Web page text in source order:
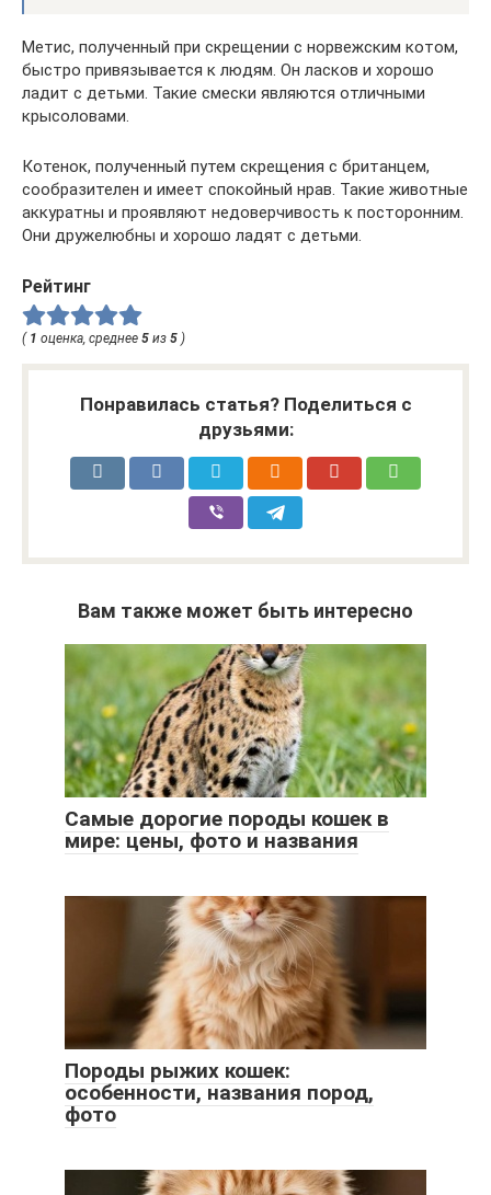
Метис, полученный при скрещении с норвежским котом,
быстро привязывается к людям. Он ласков и хорошо
ладит с детьми. Такие смески являются отличными
крысоловами.
Котенок, полученный путем скрещения с британцем,
сообразителен и имеет спокойный нрав. Такие животные
аккуратны и проявляют недоверчивость к посторонним.
Они дружелюбны и хорошо ладят с детьми.
Рейтинг
( 1 оценка, среднее 5 из 5 )
Понравилась статья? Поделиться с
друзьями:
Вам также может быть интересно
Самые дорогие породы кошек в
мире: цены, фото и названия
Породы рыжих кошек:
особенности, названия пород,
фото